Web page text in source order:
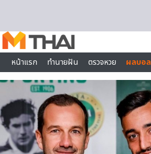
หน้าแรก
ทำนายฝัน ตรวจหวย ผลบอล
ไลฟ์สไตล์